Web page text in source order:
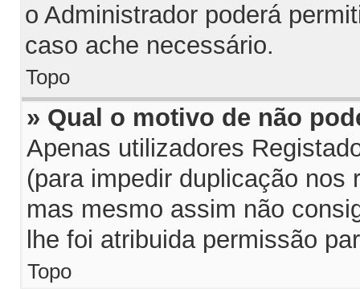
o Administrador poderá
caso ache necessário.
Topo
» Qual o motivo de não
Apenas utilizadores
(para impedir duplicação
mas mesmo assim não
lhe foi atribuida permissão
Topo